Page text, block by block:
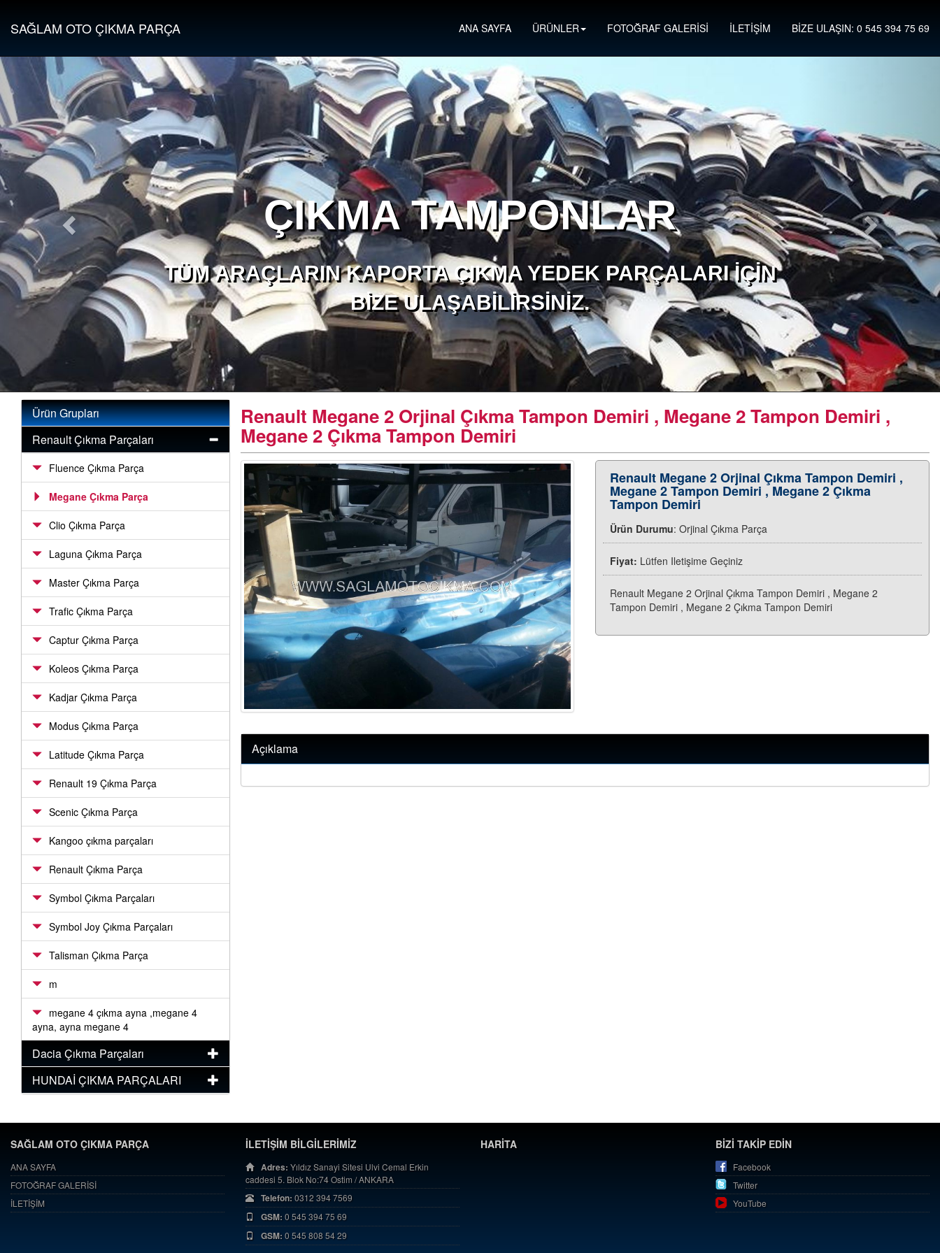
SAĞLAM OTO ÇIKMA PARÇA ANA SAYFA ÜRÜNLER FOTOĞRAF GALERİSİ İLETİŞİM BİZE ULAŞIN: 0 545 394 75 69
ÇIKMA TAMPONLAR
TÜM ARAÇLARIN KAPORTA ÇIKMA YEDEK PARÇALARI İÇIN
BIZE ULAŞABILIRSINIZ.
Ürün Grupları
Renault Çıkma Parçaları
Fluence Çıkma Parça
Megane Çıkma Parça
Clio Çıkma Parça
Laguna Çıkma Parça
Master Çıkma Parça
Trafic Çıkma Parça
Captur Çıkma Parça
Koleos Çıkma Parça
Kadjar Çıkma Parça
Modus Çıkma Parça
Latitude Çıkma Parça
Renault 19 Çıkma Parça
Scenic Çıkma Parça
Kangoo çıkma parçaları
Renault Çıkma Parça
Symbol Çıkma Parçaları
Symbol Joy Çıkma Parçaları
Talisman Çıkma Parça
m
megane 4 çıkma ayna ,megane 4
ayna, ayna megane 4
Dacia Çıkma Parçaları
HUNDAİ ÇIKMA PARÇALARI
Renault Megane 2 Orjinal Çıkma Tampon Demiri , Megane 2 Tampon Demiri ,
Megane 2 Çıkma Tampon Demiri
Renault Megane 2 Orjinal Çıkma Tampon Demiri ,
Megane 2 Tampon Demiri , Megane 2 Çıkma
Tampon Demiri
Ürün Durumu: Orjinal Çıkma Parça
Fiyat: Lütfen Iletişime Geçiniz
Renault Megane 2 Orjinal Çıkma Tampon Demiri , Megane 2
Tampon Demiri , Megane 2 Çıkma Tampon Demiri
Açıklama
SAĞLAM OTO ÇIKMA PARÇA
ANA SAYFA
FOTOĞRAF GALERİSİ
İLETİŞİM
İLETİŞİM BİLGİLERİMİZ
Adres: Yıldız Sanayi Sitesi Ulvi Cemal Erkin
caddesi 5. Blok No:74 Ostim / ANKARA
Telefon: 0312 394 7569
GSM: 0 545 394 75 69
GSM: 0 545 808 54 29
HARİTA BİZİ TAKİP EDİN
Facebook
Twitter
YouTube